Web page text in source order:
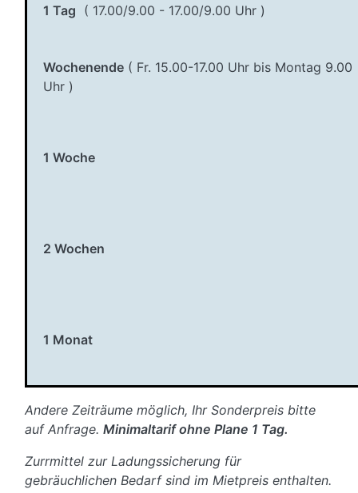
1 Tag ( 17.00/9.00 - 17.00/9.00 Uhr )
Wochenende ( Fr. 15.00-17.00 Uhr bis Montag 9.00
Uhr )
1 Woche
2 Wochen
1 Monat
Andere Zeiträume möglich, Ihr Sonderpreis bitte
auf Anfrage. Minimaltarif ohne Plane 1 Tag.
Zurrmittel zur Ladungssicherung für
gebräuchlichen Bedarf sind im Mietpreis enthalten.